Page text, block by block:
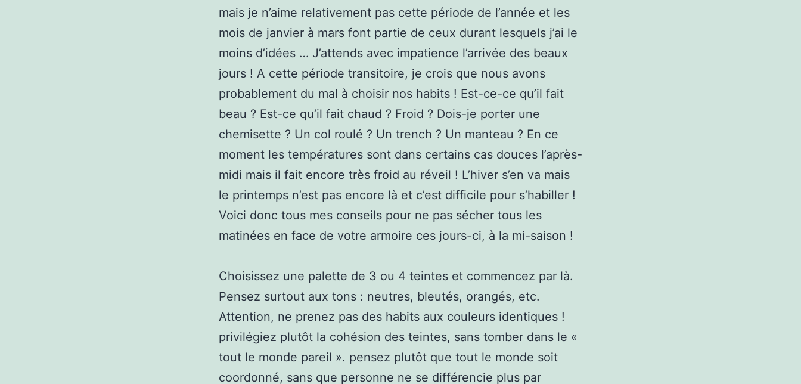
mais je n’aime relativement pas cette période de l’année et les
mois de janvier à mars font partie de ceux durant lesquels j’ai le
moins d’idées … J’attends avec impatience l’arrivée des beaux
jours ! A cette période transitoire, je crois que nous avons
probablement du mal à choisir nos habits ! Est-ce-ce qu’il fait
beau ? Est-ce qu’il fait chaud ? Froid ? Dois-je porter une
chemisette ? Un col roulé ? Un trench ? Un manteau ? En ce
moment les températures sont dans certains cas douces l’après-
midi mais il fait encore très froid au réveil ! L’hiver s’en va mais
le printemps n’est pas encore là et c’est difficile pour s’habiller !
Voici donc tous mes conseils pour ne pas sécher tous les
matinées en face de votre armoire ces jours-ci, à la mi-saison !
Choisissez une palette de 3 ou 4 teintes et commencez par là.
Pensez surtout aux tons : neutres, bleutés, orangés, etc.
Attention, ne prenez pas des habits aux couleurs identiques !
privilégiez plutôt la cohésion des teintes, sans tomber dans le «
tout le monde pareil ». pensez plutôt que tout le monde soit
coordonné, sans que personne ne se différencie plus par